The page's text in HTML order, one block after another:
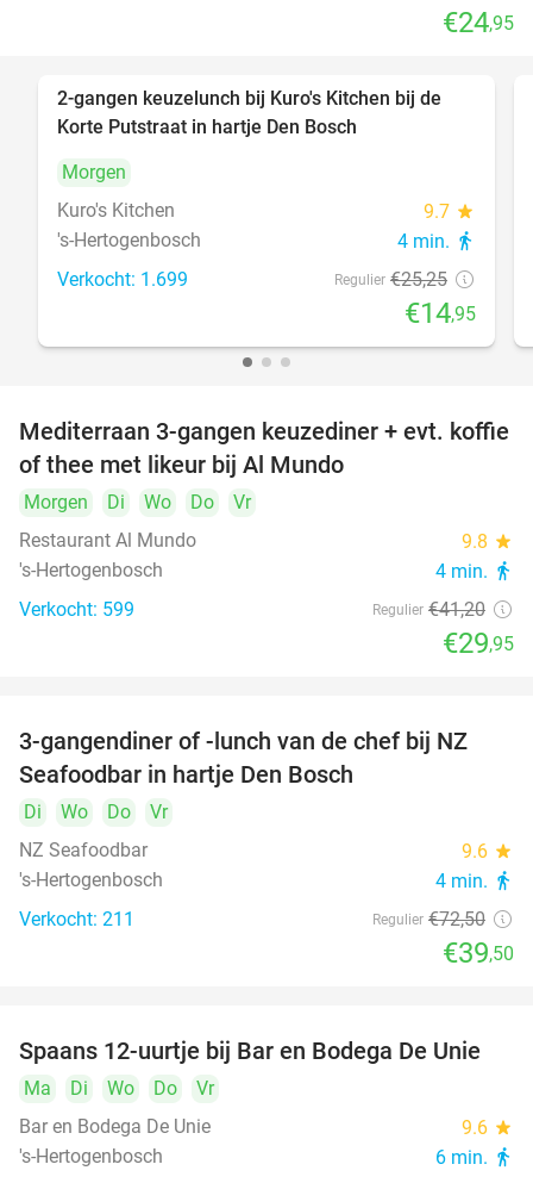
€24,95
2-gangen keuzelunch bij Kuro's Kitchen bij de
Korte Putstraat in hartje Den Bosch
Morgen
Kuro's Kitchen
9.7 star
's-Hertogenbosch 4 min. directions_walk
Verkocht: 1.699 Regulier €25,25
€14,95
27%
Mediterraan 3-gangen keuzediner + evt. koffie
of thee met likeur bij Al Mundo
Morgen Di Wo Do
Vr
Restaurant Al Mundo
9.8 star
's-Hertogenbosch 4 min. directions_walk
Verkocht: 599 Regulier €41,20
€29,95
46%
3-gangendiner of -lunch van de chef bij NZ
Seafoodbar in hartje Den Bosch
Di Wo Do
Vr
NZ Seafoodbar
9.6 star
's-Hertogenbosch 4 min. directions_walk
Verkocht: 211 Regulier €72,50
€39,50
42%
Spaans 12-uurtje bij Bar en Bodega De Unie
Ma Di Wo Do
Vr
Bar en Bodega De Unie
9.6 star
's-Hertogenbosch 6 min. directions_walk